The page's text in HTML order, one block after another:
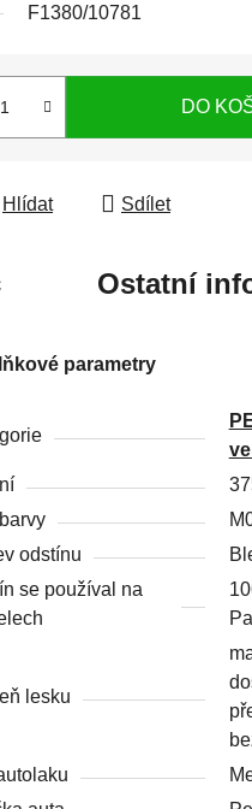
F1380/10781
DO
Hlídat Sdílet
Ostatní
parametry
odstínu
se používal na
lesku